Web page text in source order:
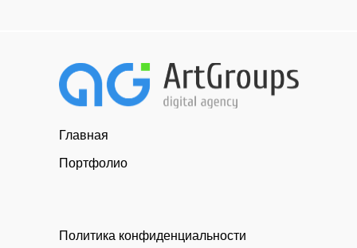
Портфолио
Главная
Политика конфиденциальности